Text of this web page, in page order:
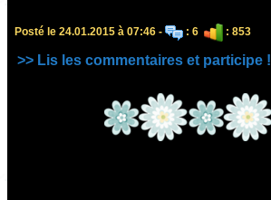
Posté le 24.01.2015 à 07:46 - : 6 : 853
>> Lis les commentaires et participe !